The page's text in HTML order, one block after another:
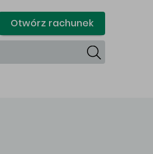
Otwórz rachunek